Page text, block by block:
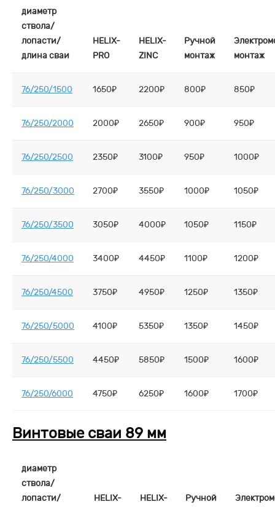
диаметр
ствола/
лопасти/
длина сваи
HELIX-
PRO
HELIX-
ZINC
Ручной
монтаж
монтаж
76/250/1500 1650₽ 2200₽ 800₽ 850₽
76/250/2000 2000₽ 2650₽ 900₽ 950₽
76/250/2500 2350₽ 3100₽ 950₽ 1000₽
76/250/3000 2700₽ 3550₽ 1000₽ 1050₽
76/250/3500 3050₽ 4000₽ 1050₽ 1150₽
76/250/4000 3400₽ 4450₽ 1100₽ 1200₽
76/250/4500 3750₽ 4950₽ 1250₽ 1350₽
76/250/5000 4100₽ 5350₽ 1350₽ 1450₽
76/250/5500 4450₽ 5850₽ 1500₽ 1600₽
76/250/6000 4750₽ 6250₽ 1600₽ 1700₽
Винтовые сваи 89 мм
диаметр
ствола/
лопасти/
HELIX- HELIX- Ручной